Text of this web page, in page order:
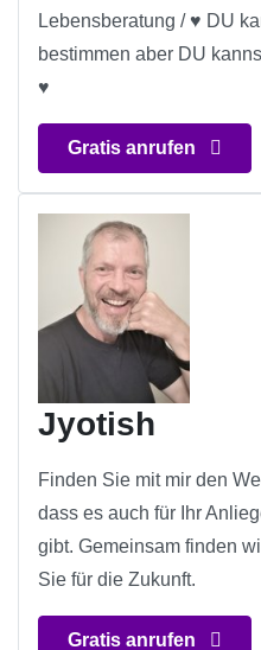
Lebensberatung / ♥ DU
bestimmen aber DU
♥
Gratis anrufen
Jyotish
Finden Sie mit mir den
dass es auch für Ihr
gibt. Gemeinsam finden
Sie für die Zukunft.
Gratis anrufen